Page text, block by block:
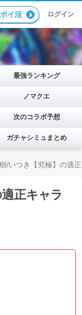
イ活 ログイン
最強ランキング
ノマクエ
次のコラボ予想
ガチャシミュまとめ
樹/いつき【究極】の適
正キャラ